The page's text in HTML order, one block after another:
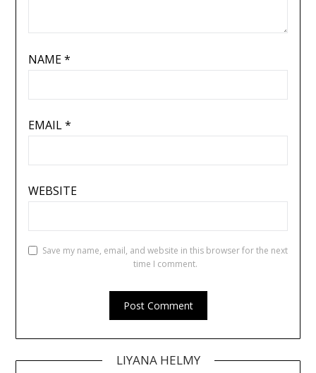
NAME*
EMAIL*
WEBSITE
Save my name, email, and website in this browser for the next
time I comment.
LIYANA HELMY